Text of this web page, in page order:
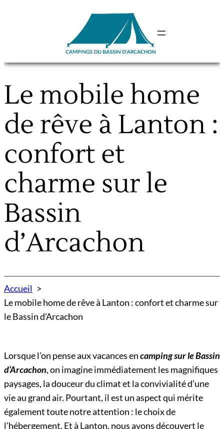
Le mobile home
de rêve à Lanton :
confort et
charme sur le
Bassin
d’Arcachon
Accueil
Le mobile home de rêve à Lanton : confort et charme sur
le Bassin d’Arcachon
Lorsque l’on pense aux vacances encamping sur le Bassin
d’Arcachon, on imagine immédiatement les magnifiques
paysages, la douceur du climat et la convivialité d’une
vie au grand air. Pourtant, il est un aspect qui mérite
également toute notre attention : le choix de
l’hébergement. Et à Lanton, nous avons découvert le